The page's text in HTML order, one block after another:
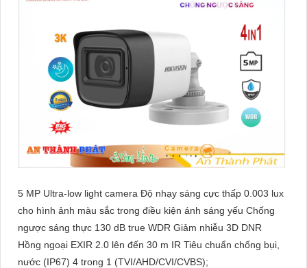
5 MP Ultra-low light camera Độ nhạy sáng cực thấp 0.003 lux
cho hình ảnh màu sắc trong điều kiện ánh sáng yếu Chống
ngược sáng thực 130 dB true WDR Giảm nhiễu 3D DNR
Hồng ngoại EXIR 2.0 lên đến 30 m IR Tiêu chuẩn chống bụi,
nước (IP67) 4 trong 1 (TVI/AHD/CVI/CVBS);